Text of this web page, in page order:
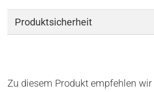
Produktsicherheit
Zu diesem Produkt empfehlen wir